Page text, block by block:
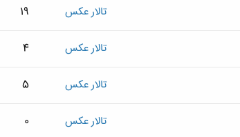
تالار عکس 19
تالار عکس 4
تالار عکس 5
تالار عکس 0